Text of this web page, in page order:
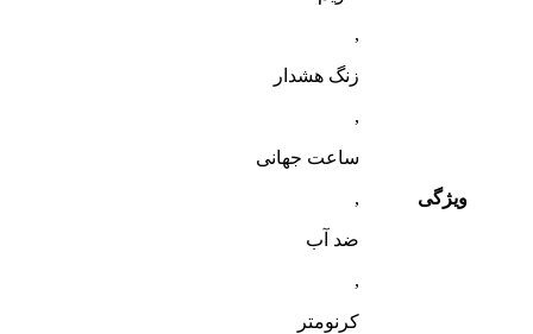
ویژگی
,
زنگ هشدار
,
ساعت جهانی
,
ضد آب
,
کرنومتر